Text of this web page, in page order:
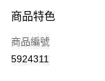
Apple Pay
街口支付
商品特色
商品編號
5924311